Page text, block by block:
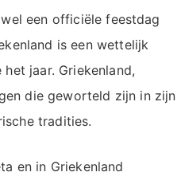
een officiële feestdag
is een wettelijk
jaar. Griekenland,
die geworteld zijn in zijn
tradities.
en in Griekenland